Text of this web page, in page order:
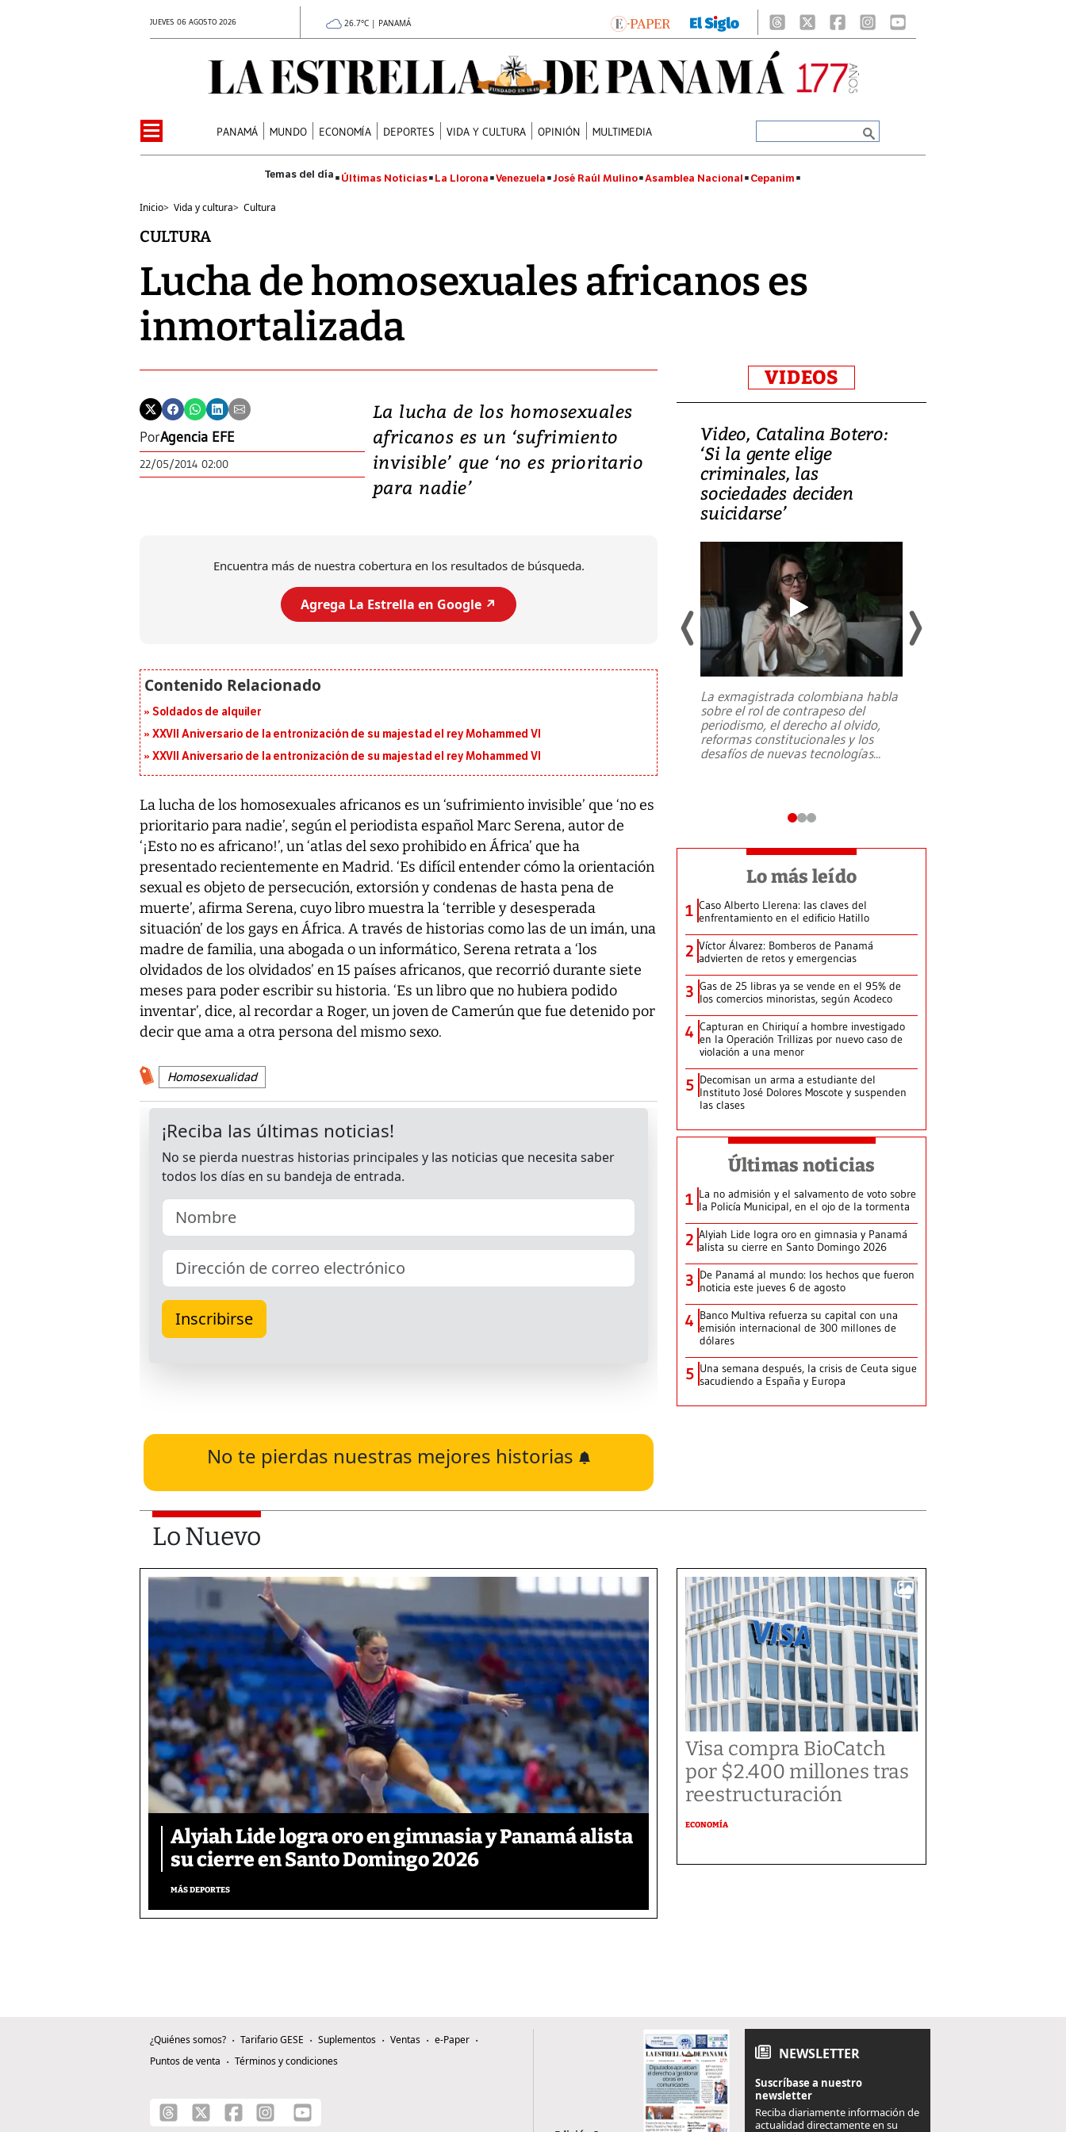
JUEVES 06 AGOSTO 2026 26.7°C | PANAMÁ
PANAMÁ MUNDO ECONOMÍA DEPORTES VIDA Y CULTURA OPINIÓN MULTIMEDIA
Últimas Noticias La Llorona Venezuela José Raúl Mulino Asamblea Nacional Cepanim
Inicio> Vida y cultura> Cultura
CULTURA
Lucha de homosexuales africanos es
inmortalizada
PorAgencia EFE
22/05/2014 02:00
La lucha de los homosexuales
africanos es un ‘sufrimiento
invisible’ que ‘no es prioritario
para nadie’
Encuentra más de nuestra cobertura en los resultados de búsqueda.
Agrega La Estrella en Google ↗️
Soldados de alquiler
XXVII Aniversario de la entronización de su majestad el rey Mohammed VI
XXVII Aniversario de la entronización de su majestad el rey Mohammed VI
La lucha de los homosexuales africanos es un ‘sufrimiento invisible’ que ‘no es
prioritario para nadie’, según el periodista español Marc Serena, autor de
‘¡Esto no es africano!’, un ‘atlas del sexo prohibido en África’ que ha
presentado recientemente en Madrid. ‘Es difícil entender cómo la orientación
sexual es objeto de persecución, extorsión y condenas de hasta pena de
muerte’, afirma Serena, cuyo libro muestra la ‘terrible y desesperada
situación’ de los gays en África. A través de historias como las de un imán, una
madre de familia, una abogada o un informático, Serena retrata a ‘los
olvidados de los olvidados’ en 15 países africanos, que recorrió durante siete
meses para poder escribir su historia. ‘Es un libro que no hubiera podido
inventar’, dice, al recordar a Roger, un joven de Camerún que fue detenido por
decir que ama a otra persona del mismo sexo.
Homosexualidad
No te pierdas nuestras mejores historias
VIDEOS
Video, Japón: Terremoto
deja heridos y graves
daños en Kumamoto
7,1 se registró este martes 28 de
Video, Catalina Botero:
‘Si la gente elige
criminales, las
sociedades deciden
suicidarse’
La exmagistrada colombiana habla
sobre el rol de contrapeso del
periodismo, el derecho al olvido,
reformas constitucionales y los
desafíos de nuevas tecnologías...
Lo más leído
1 Caso Alberto Llerena: las claves del
enfrentamiento en el edificio Hatillo
2 Víctor Álvarez: Bomberos de Panamá
advierten de retos y emergencias
3 Gas de 25 libras ya se vende en el 95% de
los comercios minoristas, según Acodeco
4 Capturan en Chiriquí a hombre investigado
en la Operación Trillizas por nuevo caso de
violación a una menor
5 Decomisan un arma a estudiante del
Instituto José Dolores Moscote y suspenden
las clases
Últimas noticias
1 La no admisión y el salvamento de voto sobre
la Policía Municipal, en el ojo de la tormenta
2 Alyiah Lide logra oro en gimnasia y Panamá
alista su cierre en Santo Domingo 2026
3 De Panamá al mundo: los hechos que fueron
noticia este jueves 6 de agosto
4 Banco Multiva refuerza su capital con una
emisión internacional de 300 millones de
dólares
5 Una semana después, la crisis de Ceuta sigue
sacudiendo a España y Europa
Lo Nuevo
Alyiah Lide logra oro en gimnasia y Panamá alista
su cierre en Santo Domingo 2026
MÁS DEPORTES
Visa compra BioCatch
por $2.400 millones tras
reestructuración
ECONOMÍA
¿Quiénes somos? Tarifario GESE Suplementos Ventas
e-Paper
Puntos de venta
Términos y condiciones NEWSLETTER
Suscríbase a nuestro
newsletter
Reciba diariamente información de
actualidad directamente en su